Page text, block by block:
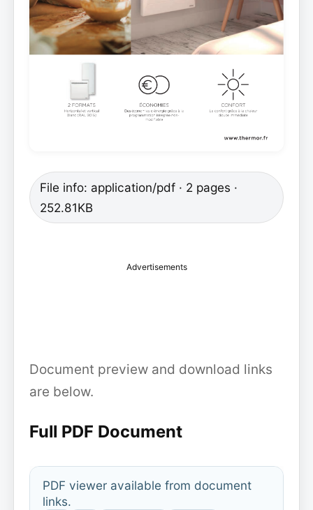
File info: application/pdf · 2 pages ·
252.81KB
Advertisements
Document preview and download links
are below.
Full PDF Document
PDF viewer available from document
links.